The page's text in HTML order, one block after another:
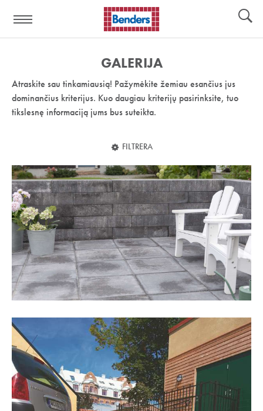
nuoroda:
GALERIJA
Atraskite sau tinkamiausią! Pažymėkite žemiau esančius jus
dominančius kriterijus. Kuo daugiau kriterijų pasirinksite, tuo
tikslesnę informaciją jums bus suteikta.
FILTRERA